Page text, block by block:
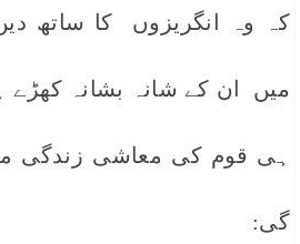
کہ وہ انگریزوں کا ساتھ
میں ان کے شانہ بشانہ کھڑے
ہی قوم کی معاشی زندگی
گی: